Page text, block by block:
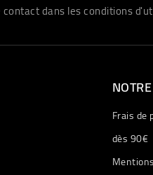
dans les conditions
Frais
dès 90€